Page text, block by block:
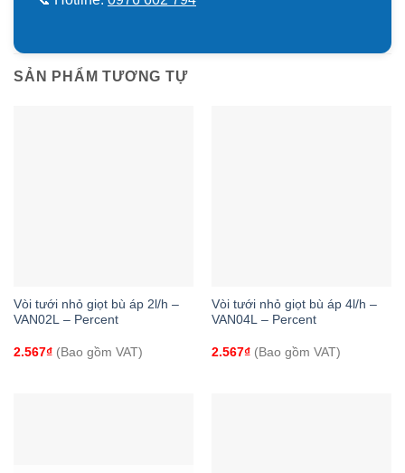
SẢN PHẨM TƯƠNG TỰ
Vòi tưới nhỏ giọt bù áp 2l/h –
VAN02L – Percent
2.567₫(Bao gồm VAT)
Vòi tưới nhỏ giọt bù áp 4l/h –
VAN04L – Percent
2.567₫(Bao gồm VAT)